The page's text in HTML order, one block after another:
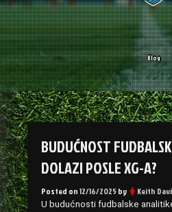
Blog
BUDUĆNOST
DOLAZI POSLE XG-A?
Posted on12/16/2025by Keith
U budućnosti fudbalske